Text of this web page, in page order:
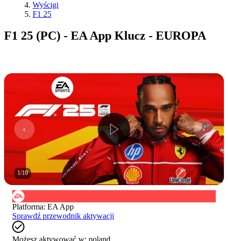
Wyścigi
F1 25
F1 25 (PC) - EA App Klucz - EUROPA
1/10
Platforma: EA App
Sprawdź przewodnik aktywacji
Możesz aktywować w: poland